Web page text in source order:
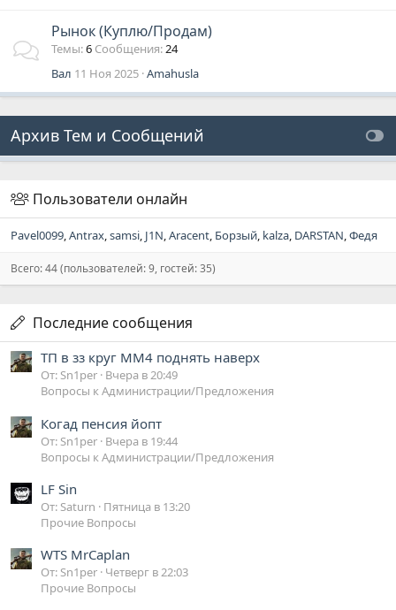
Рынок (Куплю/Продам)
Темы 6 Сообщения 24
Вал 11 Ноя 2025 Amahusla
Архив Тем и Сообщений
Пользователи онлайн
Pavel0099 Antrax samsi J1N Aracent Борзый kalza DARSTAN Федя
Всего: 44 (пользователей: 9, гостей: 35)
Последние сообщения
ТП в зз круг ММ4 поднять наверх
От: Sn1per Вчера в 20:49
Вопросы к Администрации/Предложения
Когад пенсия йопт
От: Sn1per Вчера в 19:44
Вопросы к Администрации/Предложения
LF Sin
От: Saturn
Пятница в 13:20
Прочие Вопросы
WTS MrCaplan
От: Sn1per Четверг в 22:03
Прочие Вопросы